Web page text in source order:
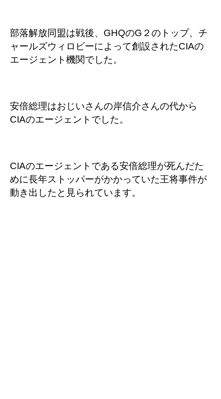
部落解放同盟は戦後、GHQのG２のトップ、チ
ャールズウィロビーによって創設されたCIAの
エージェント機関でした。
安倍総理はおじいさんの岸信介さんの代から
CIAのエージェントでした。
CIAのエージェントである安倍総理が死んだた
めに長年ストッパーがかかっていた王将事件が
動き出したと見られています。